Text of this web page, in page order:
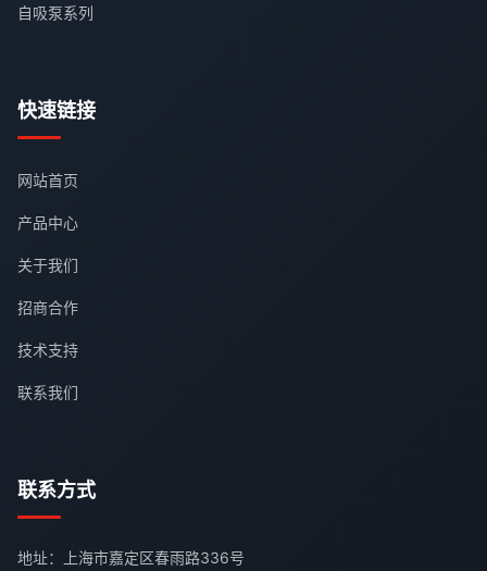
自吸泵系列
快速链接
网站首页
产品中心
关于我们
招商合作
技术支持
联系我们
联系方式
地址：上海市嘉定区春雨路336号